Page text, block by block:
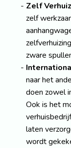
Zelf
zelf
zware
naar het
doen zowel
Ook is het
laten
wordt